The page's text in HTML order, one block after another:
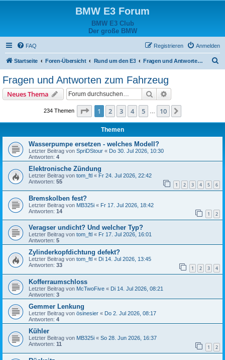
BMW E3 Forum
BMW E3 Club
Der große BMW
FAQ Anmelden
Registrieren
Startseite Foren-Übersicht Rund um den E3 Fragen und Antworten zum Fahrzeug
Fragen und Antworten zum Fahrzeug
Neues Thema Suche
234 Themen Seite 1von 10
1 2 3 4 5 10
Themen
Wasserpumpe ersetzen - welches Modell?
Letzter Beitrag von SpriDStour « Do 30. Jul 2026, 10:30
Antworten: 4
Elektronische Zündung
Letzter Beitrag von tom_ftl « Fr 24. Jul 2026, 22:42
Antworten: 55 1 2 3 4 5 6
Bremskolben fest?
Letzter Beitrag von MB325i « Fr 17. Jul 2026, 18:42
Antworten: 14 1 2
Veragser undicht? Und welcher Typ?
Letzter Beitrag von tom_ftl « Fr 17. Jul 2026, 16:01
Antworten: 5
Zylinderkopfdichtung defekt?
Letzter Beitrag von tom_ftl « Di 14. Jul 2026, 13:45
Antworten: 33 1 2 3 4
Kofferraumschloss
Letzter Beitrag von McTwoFive « Di 14. Jul 2026, 08:21
Antworten: 3
Gemmer Lenkung
Letzter Beitrag von ösinesier « Do 2. Jul 2026, 08:17
Antworten: 4
Kühler
Letzter Beitrag von MB325i « So 28. Jun 2026, 16:37
Antworten: 11 1 2